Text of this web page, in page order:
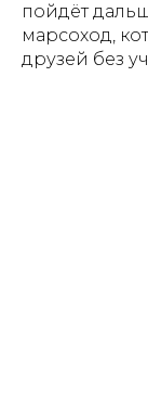
пойдёт
марсоход,
друзей без